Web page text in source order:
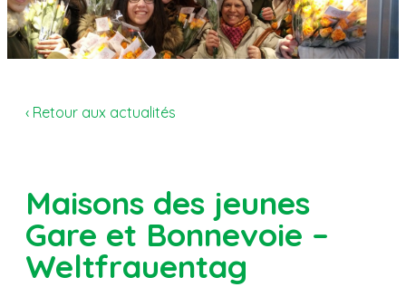
‹ Retour aux actualités
Maisons des jeunes
Gare et Bonnevoie –
Weltfrauentag